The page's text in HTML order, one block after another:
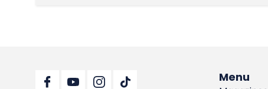
Menu